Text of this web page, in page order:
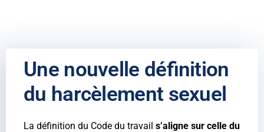
Une nouvelle définition
du harcèlement sexuel
La définition du Code du travail s’aligne sur celle du